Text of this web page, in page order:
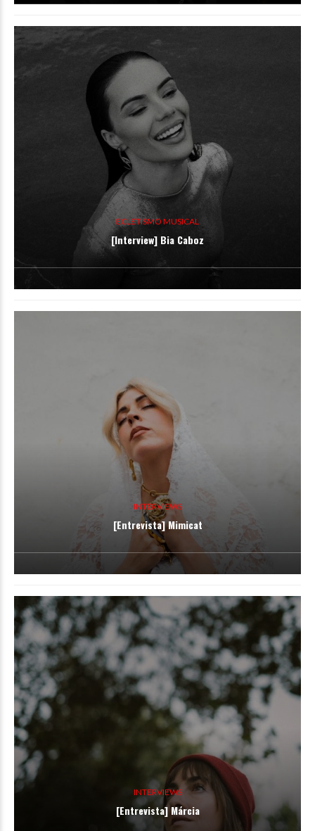
ECLETISMO MUSICAL
[Interview] Bia Caboz
INTERVIEWS
[Entrevista] Mimicat
INTERVIEWS
[Entrevista] Márcia